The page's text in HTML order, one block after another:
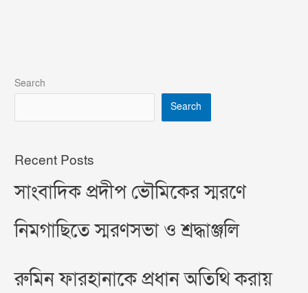
Search
Search
Recent Posts
সাংবাদিক প্রদীপ ভৌমিকের স্মরণে
নিমগাছিতে স্মরণসভা ও শ্রদ্ধাঞ্জলি
রুমিন ফারহানাকে প্রধান অতিথি করায়